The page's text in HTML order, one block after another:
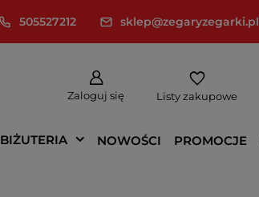
505527212 sklep@zegaryzegarki.pl
Zaloguj się Listy zakupowe
BIŻUTERIA NOWOŚCI PROMOCJE